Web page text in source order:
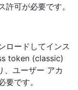
可が必要です。
ロードしてインス
token (classic)
、ユーザー アカ
です。